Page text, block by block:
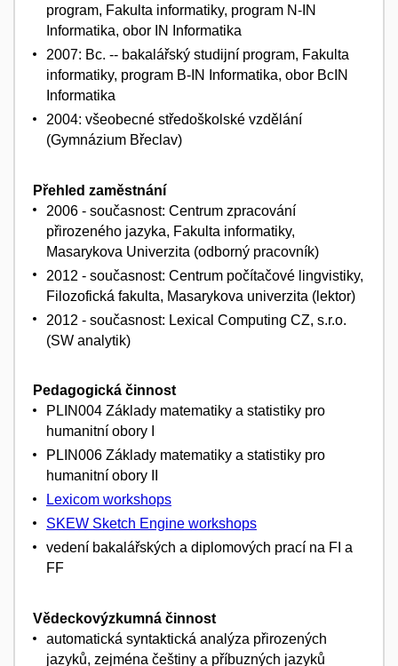
program, Fakulta informatiky, program N-IN
Informatika, obor IN Informatika
2007: Bc. -- bakalářský studijní program, Fakulta
informatiky, program B-IN Informatika, obor BcIN
Informatika
2004: všeobecné středoškolské vzdělání
(Gymnázium Břeclav)
Přehled zaměstnání
2006 - současnost: Centrum zpracování
přirozeného jazyka, Fakulta informatiky,
Masarykova Univerzita (odborný pracovník)
2012 - současnost: Centrum počítačové lingvistiky,
Filozofická fakulta, Masarykova univerzita (lektor)
2012 - současnost: Lexical Computing CZ, s.r.o.
(SW analytik)
Pedagogická činnost
PLIN004 Základy matematiky a statistiky pro
humanitní obory I
PLIN006 Základy matematiky a statistiky pro
humanitní obory II
Lexicom workshops
SKEW Sketch Engine workshops
vedení bakalářských a diplomových prací na FI a
FF
Vědeckovýzkumná činnost
automatická syntaktická analýza přirozených
jazyků, zejména češtiny a příbuzných jazyků